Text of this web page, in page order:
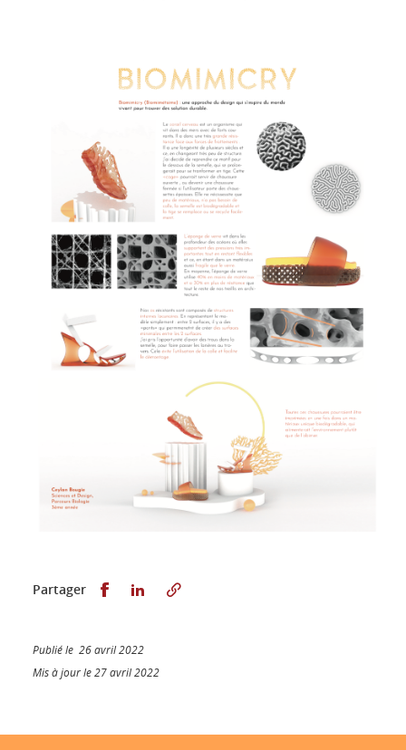
Partager Partager sur Facebook
Partager sur LinkedIn
Publié le 26 avril 2022
Mis à jour le 27 avril 2022